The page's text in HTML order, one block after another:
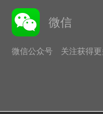
微信
微信公众号 关注获得更